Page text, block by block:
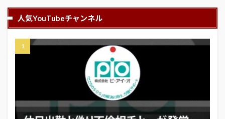
人気YouTubeチャンネル